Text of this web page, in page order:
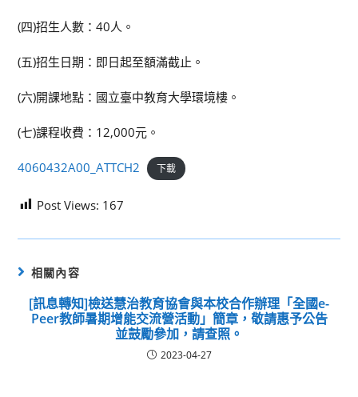
(四)招生人數：40人。
(五)招生日期：即日起至額滿截止。
(六)開課地點：國立臺中教育大學環境樓。
(七)課程收費：12,000元。
4060432A00_ATTCH2 下載
Post Views: 167
相關內容
[訊息轉知]檢送慧治教育協會與本校合作辦理「全國e-
Peer教師暑期增能交流營活動」簡章，敬請惠予公告
並鼓勵參加，請查照。
2023-04-27